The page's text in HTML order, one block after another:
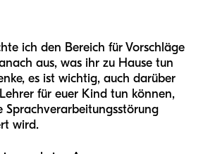
ich den Bereich für Vorschläge
aus, was ihr zu Hause tun
es ist wichtig, auch darüber
für euer Kind tun können,
Sprachverarbeitungsstörung
wird.